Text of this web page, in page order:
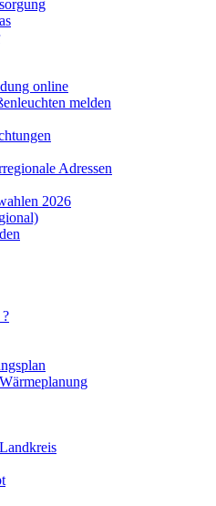
online
melden
Adressen
2026